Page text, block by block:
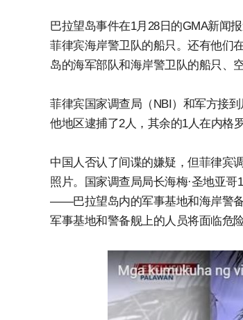
巴拉望岛事件在1月28日的GMA新闻
菲律宾海岸警卫队的船只。还有他们
岛的海军部队和海岸警卫队的船只、
菲律宾国家调查局（NBI）和军方接
他地区逮捕了2人，其余的1人在内格
中国人否认了间谍的嫌疑，但菲律宾
照片。国家调查局局长海梅·圣地亚
——巴拉望岛内的军事基地和海岸警备
军事基地和警备舰上的人员将面临危